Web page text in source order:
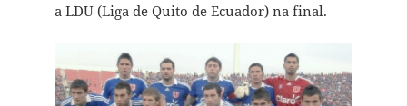
a LDU (Liga de Quito de Ecuador) na final.